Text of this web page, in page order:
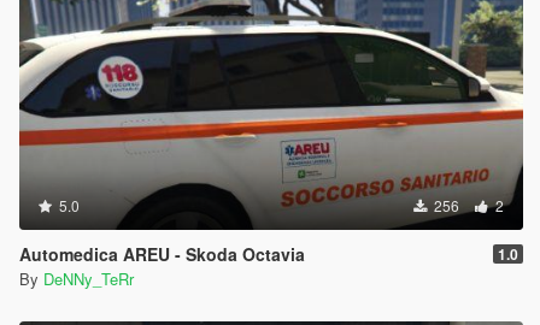
5.0 256 2
Automedica AREU - Skoda Octavia 1.0
By DeNNy_TeRr